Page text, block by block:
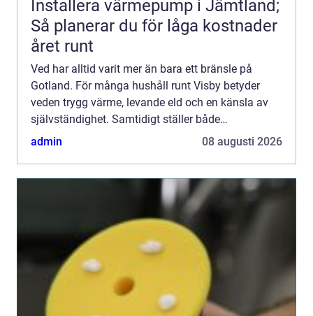
Installera värmepump i Jämtland;
Så planerar du för låga kostnader
året runt
Ved har alltid varit mer än bara ett bränsle på
Gotland. För många hushåll runt Visby betyder
veden trygg värme, levande eld och en känsla av
självständighet. Samtidigt ställer både
klimatfrågan och höga energipriser nya krav på hur
admin 08 augusti 2026